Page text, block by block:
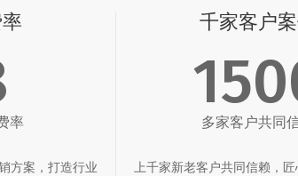
率
方案，打造行业
千家客户案
多家客户共同
上千家新老客户共同信赖，